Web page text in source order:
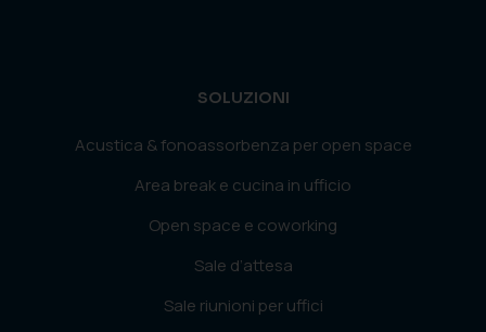
SOLUZIONI
Acustica & fonoassorbenza per open space
Area break e cucina in ufficio
Open space e coworking
Sale d’attesa
Sale riunioni per uffici